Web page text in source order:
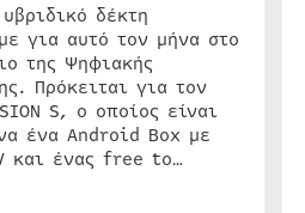
δέκτη
για αυτό τον μήνα στο
της Ψηφιακής
Πρόκειται για τον
S, ο οποίος είναι
ένα Android Box με
και ένας free to…